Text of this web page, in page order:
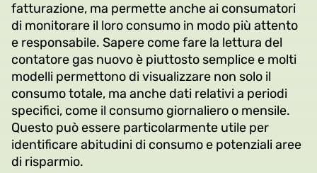
fatturazione, ma permette anche ai consumatori
di monitorare il loro consumo in modo più attento
e responsabile. Sapere come fare la lettura del
contatore gas nuovo è piuttosto semplice e molti
modelli permettono di visualizzare non solo il
consumo totale, ma anche dati relativi a periodi
specifici, come il consumo giornaliero o mensile.
Questo può essere particolarmente utile per
identificare abitudini di consumo e potenziali aree
di risparmio.